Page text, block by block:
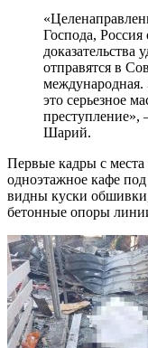
Господа, Россия
доказательства
отправятся в
международная.
это серьезное
Шарий.
Первые кадры с
одноэтажное кафе
видны куски
бетонные опоры